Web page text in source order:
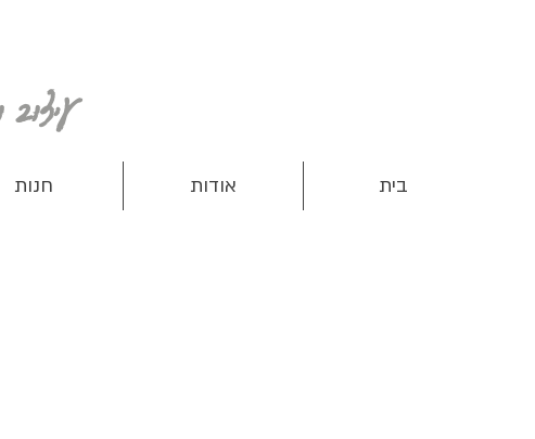
עיצוב ותפירת מוצרים שימושיים לנשים, ילדים ותינוקות
בית אודות חנות